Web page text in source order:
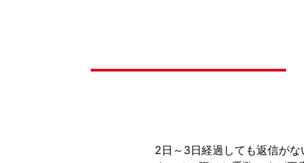
2日～3日経過しても返信が